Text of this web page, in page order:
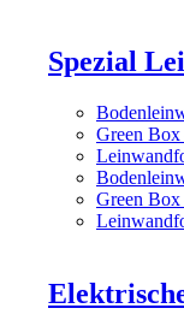
Spezial
Green Box
Green Box